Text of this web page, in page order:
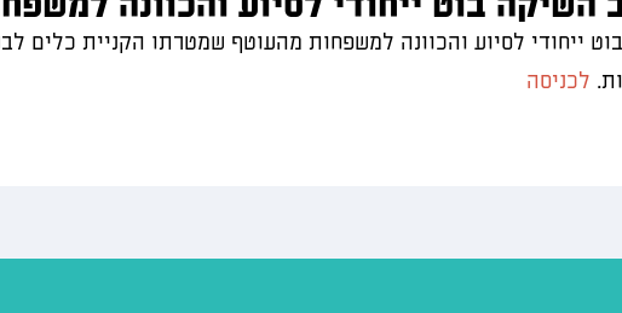
ייחודי לסיוע והכוונה למשפחות מהעוטף שמטרתו הקניית כלים
לכניסה